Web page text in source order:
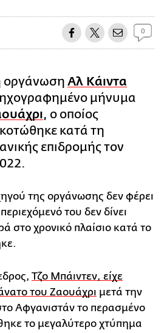
0
οργάνωση Αλ Κάιντα
μήνυμα
, ο οποίος
κατά τη
επιδρομής τον
της οργάνωσης δεν φέρει
του δεν δίνει
στο χρονικό πλαίσιο κατά το
Τζο Μπάιντεν, είχε
του Ζαουάχρι μετά την
Αφγανιστάν το περασμένο
το μεγαλύτερο χτύπημα